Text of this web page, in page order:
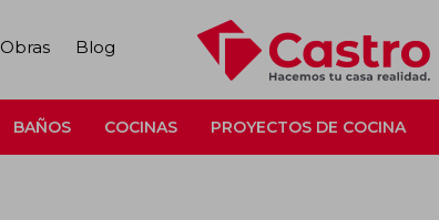
BAÑOS COCINAS PROYECTOS DE COCINA
Obras Blog